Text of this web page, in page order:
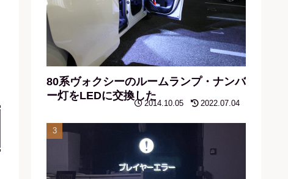
80系ヴォクシーのルームランプ・ナンバ
ー灯をLEDに交換した
2014.10.05 2022.07.04